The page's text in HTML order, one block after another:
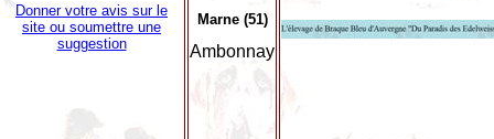
Donner votre avis sur le
site ou soumettre une
suggestion
Marne (51)
Ambonnay